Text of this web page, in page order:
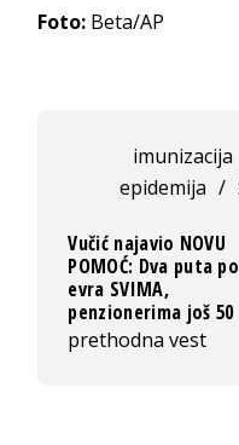
Foto: Beta/AP
imunizacija
epidemija /
Vučić najavio NOVU
POMOĆ: Dva puta
evra SVIMA,
penzionerima još 50
prethodna vest